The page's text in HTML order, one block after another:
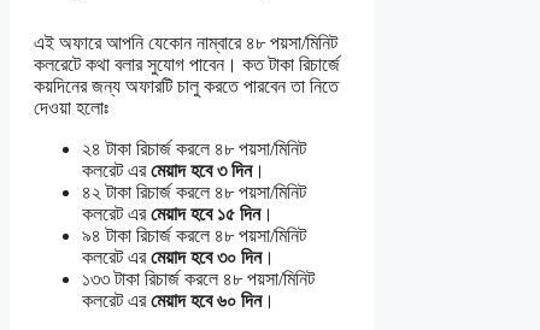
এই অফারে আপনি যেকোন নাম্বারে ৪৮ পয়সা/মিনিট
কলরেটে কথা বলার সুযোগ পাবেন। কত টাকা রিচার্জে
কয়দিনের জন্য অফারটি চালু করতে পারবেন তা নিতে
দেওয়া হলোঃ
২৪ টাকা রিচার্জ করলে ৪৮ পয়সা/মিনিট
কলরেট এরমেয়াদ হবে ৩ দিন।
৪২ টাকা রিচার্জ করলে ৪৮ পয়সা/মিনিট
কলরেট এরমেয়াদ হবে ১৫ দিন।
৯৪ টাকা রিচার্জ করলে ৪৮ পয়সা/মিনিট
কলরেট এরমেয়াদ হবে ৩০ দিন।
১৩৩ টাকা রিচার্জ করলে ৪৮ পয়সা/মিনিট
কলরেট এরমেয়াদ হবে ৬০ দিন।